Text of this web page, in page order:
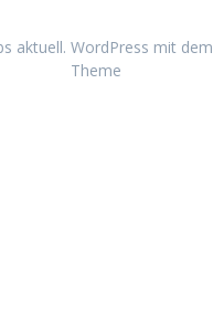
aktuell. WordPress mit dem
Theme